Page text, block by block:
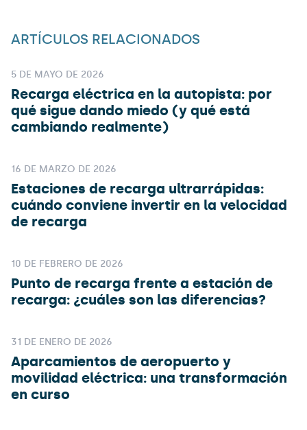
ARTÍCULOS RELACIONADOS
5 DE MAYO DE 2026
Recarga eléctrica en la autopista: por
qué sigue dando miedo (y qué está
cambiando realmente)
16 DE MARZO DE 2026
Estaciones de recarga ultrarrápidas:
cuándo conviene invertir en la velocidad
de recarga
10 DE FEBRERO DE 2026
Punto de recarga frente a estación de
recarga: ¿cuáles son las diferencias?
31 DE ENERO DE 2026
Aparcamientos de aeropuerto y
movilidad eléctrica: una transformación
en curso